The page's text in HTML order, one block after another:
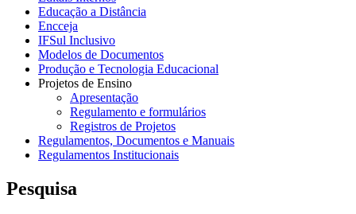
Educação a Distância
Encceja
IFSul Inclusivo
Modelos de Documentos
Produção e Tecnologia Educacional
Projetos de Ensino
Apresentação
Regulamento e formulários
Registros de Projetos
Regulamentos, Documentos e Manuais
Regulamentos Institucionais
Pesquisa